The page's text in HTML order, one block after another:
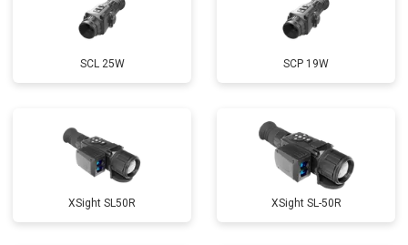
SCL 25W SCP 19W
ХSight SL50R XSight SL-50R